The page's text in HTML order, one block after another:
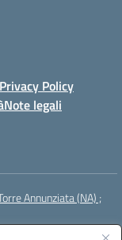
Privacy Policy
Note legali
Annunziata (NA) ;